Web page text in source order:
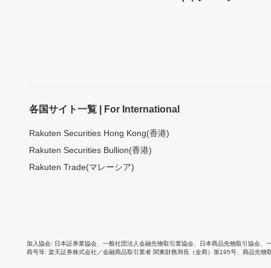
各国サイト一覧 | For International
Rakuten Securities Hong Kong(香港)
Rakuten Securities Bullion(香港)
Rakuten Trade(マレーシア)
加入協会 日本証券業協会 一般社団法人金融先物取引業協会 日本商品先物取引協会
商号等 楽天証券株式会社／金融商品取引業者 関東財務局長（金商）第195号、商品先物